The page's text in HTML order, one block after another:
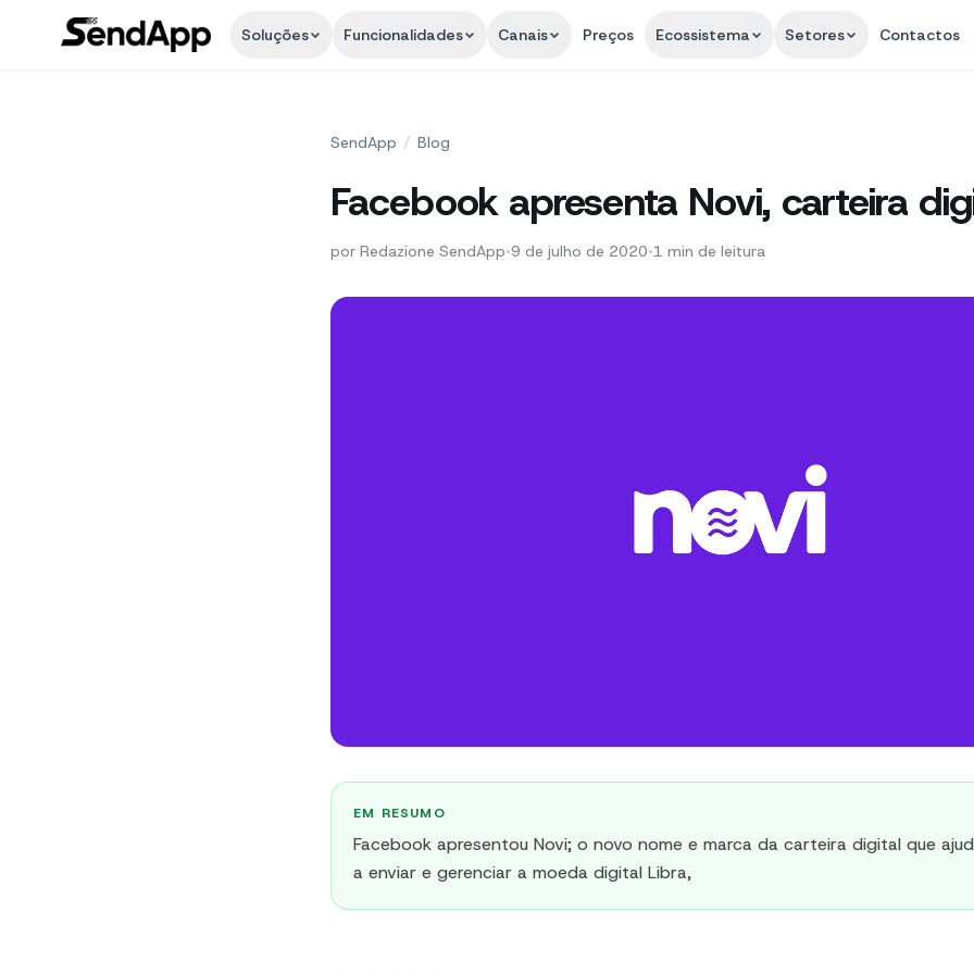
Soluções Funcionalidades Canais Preços Ecossistema Setores Contactos
SendApp / Blog
Facebook apresenta Novi, carteira
por Redazione SendApp•9 de julho de 2020•1 min de leitura
EM RESUMO
Facebook apresentou Novi; o novo nome e marca da carteira digital que
a enviar e gerenciar a moeda digital Libra,